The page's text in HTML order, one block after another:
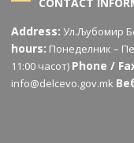
CONTACT
Address: Ул.Љубомир
hours: Понеделник –
11:00 часот) Phone /
info@delcevo.gov.mk